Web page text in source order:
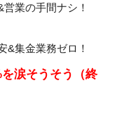
業の手間ナシ！
&集金業務ゼロ！
涙そうそう（終